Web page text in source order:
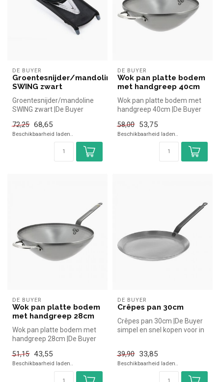
DE BUYER
Groentesnijder/mandoline
SWING zwart
Groentesnijder/mandoline
SWING zwart |De Buyer
de h...
72,25 68,65
Beschikbaarheid laden..
DE BUYER
Wok pan platte bodem
met handgreep 40cm
Wok pan platte bodem met
handgreep 40cm |De Buyer
d...
58,00 53,75
Beschikbaarheid laden..
DE BUYER
Wok pan platte bodem
met handgreep 28cm
Wok pan platte bodem met
handgreep 28cm |De Buyer
d...
51,15 43,55
Beschikbaarheid laden..
DE BUYER
Crêpes pan 30cm
Crêpes pan 30cm |De Buyer
simpel en snel kopen voor in
39,90
33,85
Beschikbaarheid laden..